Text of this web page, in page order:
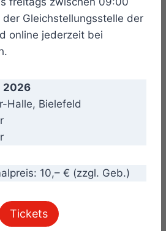
Gleichstellungsstelle der
online jederzeit bei
2026
Halle, Bielefeld
10,– € (zzgl. Geb.)
Tickets